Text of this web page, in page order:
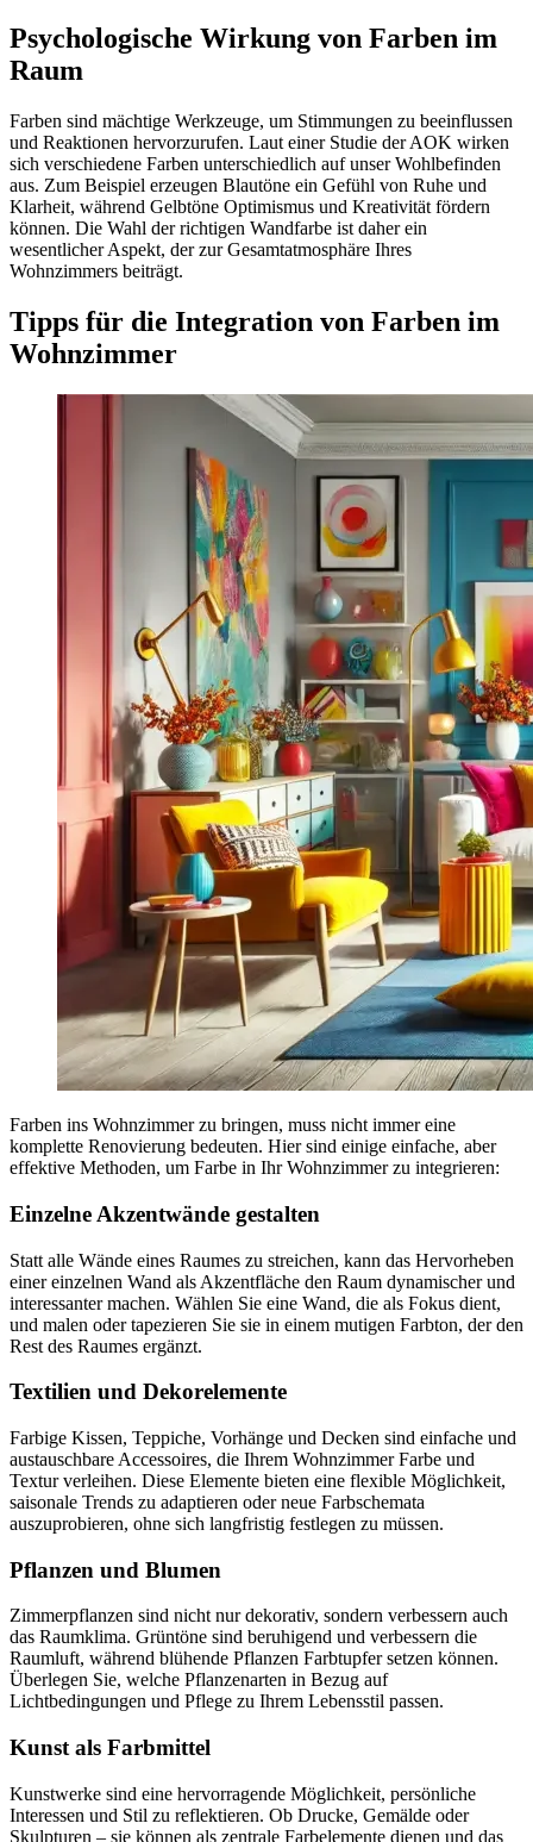
Psychologische Wirkung von Farben im
Raum
Farben sind mächtige Werkzeuge, um Stimmungen zu beeinflussen
und Reaktionen hervorzurufen. Laut einer Studie der AOK wirken
sich verschiedene Farben unterschiedlich auf unser Wohlbefinden
aus. Zum Beispiel erzeugen Blautöne ein Gefühl von Ruhe und
Klarheit, während Gelbtöne Optimismus und Kreativität fördern
können. Die Wahl der richtigen Wandfarbe ist daher ein
wesentlicher Aspekt, der zur Gesamtatmosphäre Ihres
Wohnzimmers beiträgt.
Tipps für die Integration von Farben im
Wohnzimmer
Farben ins Wohnzimmer zu bringen, muss nicht immer eine
komplette Renovierung bedeuten. Hier sind einige einfache, aber
effektive Methoden, um Farbe in Ihr Wohnzimmer zu integrieren:
Einzelne Akzentwände gestalten
Statt alle Wände eines Raumes zu streichen, kann das Hervorheben
einer einzelnen Wand als Akzentfläche den Raum dynamischer und
interessanter machen. Wählen Sie eine Wand, die als Fokus dient,
und malen oder tapezieren Sie sie in einem mutigen Farbton, der den
Rest des Raumes ergänzt.
Textilien und Dekorelemente
Farbige Kissen, Teppiche, Vorhänge und Decken sind einfache und
austauschbare Accessoires, die Ihrem Wohnzimmer Farbe und
Textur verleihen. Diese Elemente bieten eine flexible Möglichkeit,
saisonale Trends zu adaptieren oder neue Farbschemata
auszuprobieren, ohne sich langfristig festlegen zu müssen.
Pflanzen und Blumen
Zimmerpflanzen sind nicht nur dekorativ, sondern verbessern auch
das Raumklima. Grüntöne sind beruhigend und verbessern die
Raumluft, während blühende Pflanzen Farbtupfer setzen können.
Überlegen Sie, welche Pflanzenarten in Bezug auf
Lichtbedingungen und Pflege zu Ihrem Lebensstil passen.
Kunst als Farbmittel
Kunstwerke sind eine hervorragende Möglichkeit, persönliche
Interessen und Stil zu reflektieren. Ob Drucke, Gemälde oder
Skulpturen – sie können als zentrale Farbelemente dienen und das